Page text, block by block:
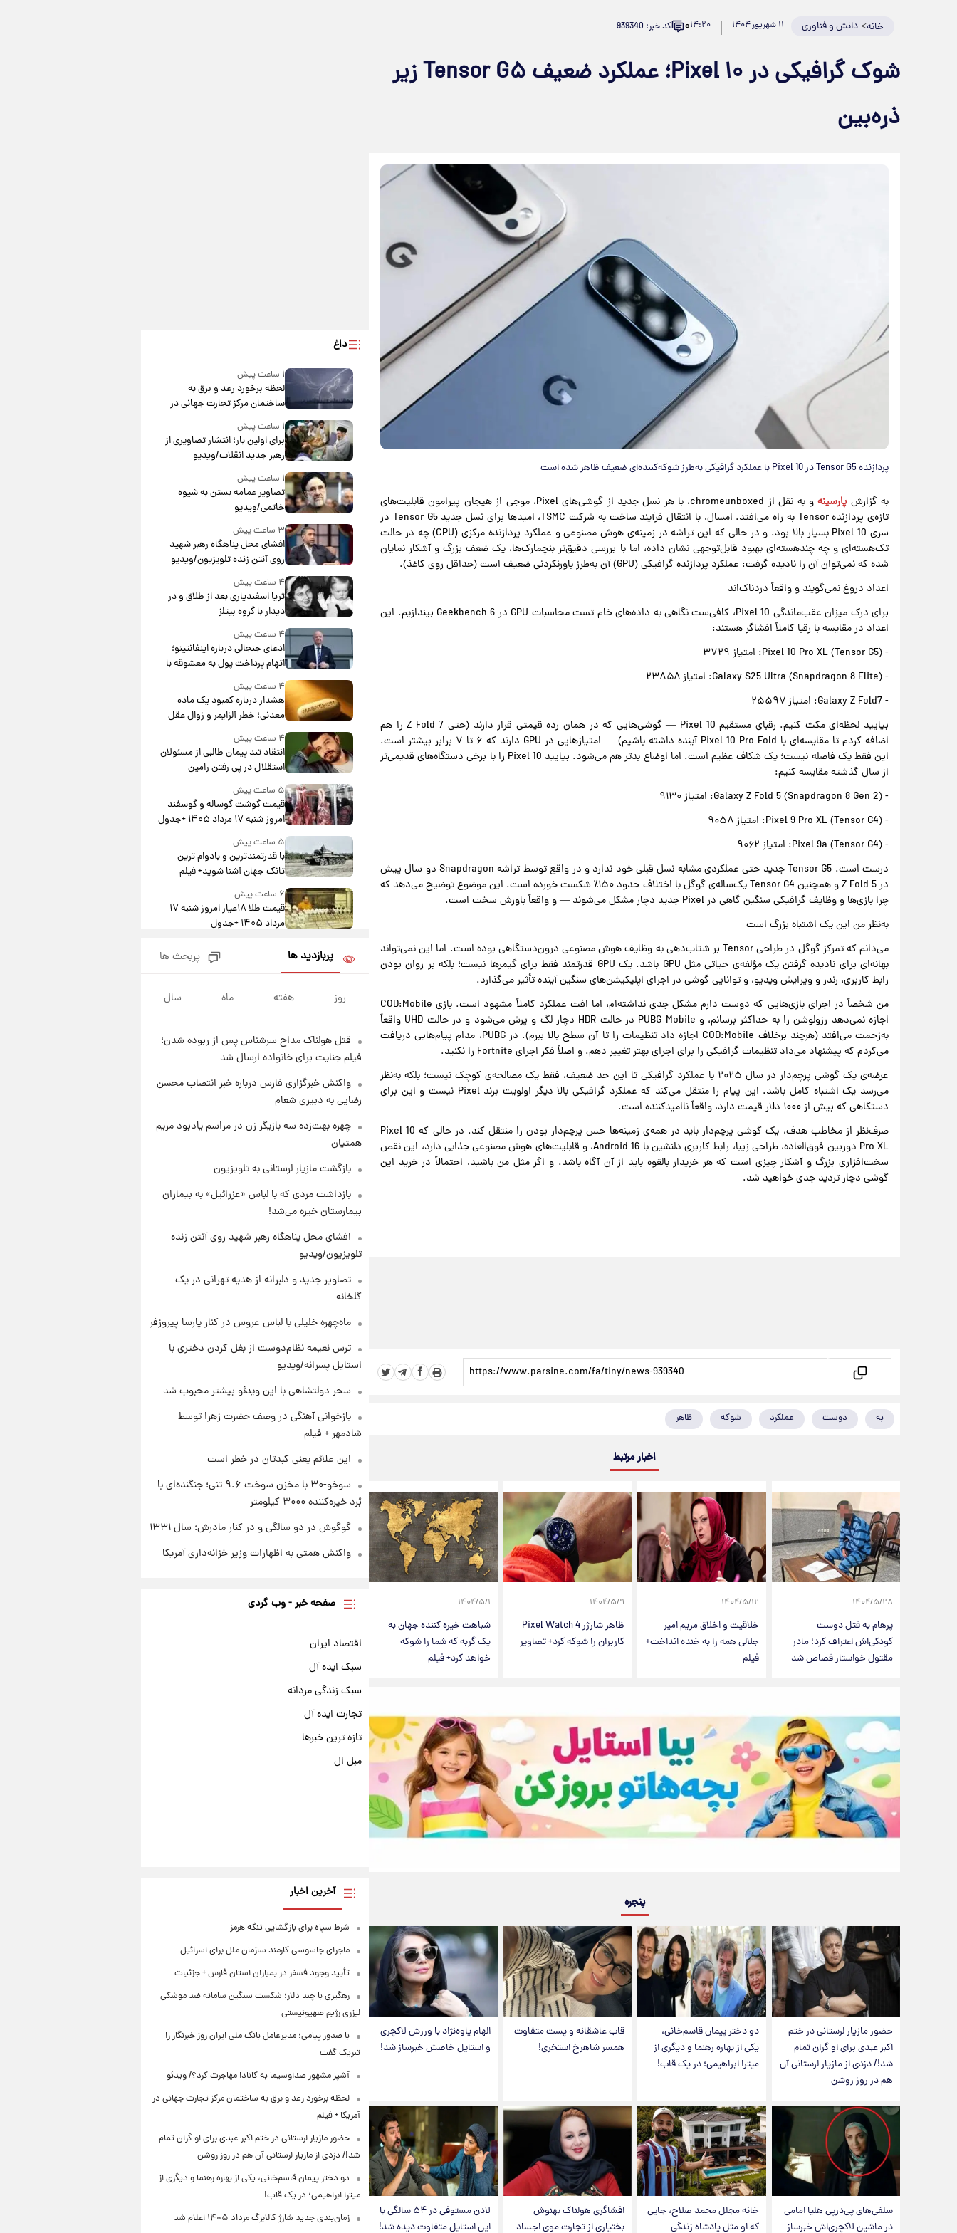
خانه>دانش و فناوری ۱۱ شهریور ۱۴۰۴ ۱۴:۲۰۰ کد خبر: 939340
شوک گرافیکی در Pixel ۱۰؛ عملکرد ضعیف Tensor G۵ زیر
ذره‌بین
پردازنده Tensor G5 در Pixel 10 با عملکرد گرافیکی به‌طرز شوکه‌کننده‌ای ضعیف ظاهر شده است
به گزارشپارسینه
و به نقل از chromeunboxed، با هر نسل جدید از گوشی‌های Pixel، موجی از هیجان پیرامون قابلیت‌های
تازه‌ی پردازنده Tensor به راه می‌افتد. امسال، با انتقال فرآیند ساخت به شرکت TSMC، امیدها برای نسل جدید Tensor G5 در
سری Pixel 10 بسیار بالا بود. و در حالی که این تراشه در زمینه‌ی هوش مصنوعی و عملکرد پردازنده مرکزی (CPU) چه در حالت
تک‌هسته‌ای و چه چند‌هسته‌ای بهبود قابل‌توجهی نشان داده، اما با بررسی دقیق‌تر بنچمارک‌ها، یک ضعف بزرگ و آشکار نمایان
شده که نمی‌توان آن را نادیده گرفت: عملکرد پردازنده گرافیکی (GPU) آن به‌طرز باورنکردنی ضعیف است (حداقل روی کاغذ).
اعداد دروغ نمی‌گویند و واقعاً دردناک‌اند
برای درک میزان عقب‌ماندگی Pixel 10، کافی‌ست نگاهی به داده‌های خام تست محاسبات GPU در Geekbench 6 بیندازیم. این
اعداد در مقایسه با رقبا کاملاً افشاگر هستند:
- Pixel 10 Pro XL (Tensor G5): امتیاز ۳۷۲۹
- Galaxy S25 Ultra (Snapdragon 8 Elite): امتیاز ۲۳۸۵۸
- Galaxy Z Fold7: امتیاز ۲۵۵۹۷
بیایید لحظه‌ای مکث کنیم. رقبای مستقیم Pixel 10 — گوشی‌هایی که در همان رده قیمتی قرار دارند (حتی Z Fold 7 را هم
اضافه کردم تا مقایسه‌ای با Pixel 10 Pro Fold آینده داشته باشیم) — امتیازهایی در GPU دارند که ۶ تا ۷ برابر بیشتر است.
این فقط یک فاصله نیست؛ یک شکاف عظیم است. اما اوضاع بدتر هم می‌شود. بیایید Pixel 10 را با برخی دستگاه‌های قدیمی‌تر
از سال گذشته مقایسه کنیم:
- Galaxy Z Fold 5 (Snapdragon 8 Gen 2): امتیاز ۹۱۳۰
- Pixel 9 Pro XL (Tensor G4): امتیاز ۹۰۵۸
- Pixel 9a (Tensor G4): امتیاز ۹۰۶۲
درست است. Tensor G5 جدید حتی عملکردی مشابه نسل قبلی خود ندارد و در واقع توسط تراشه Snapdragon دو سال پیش
در Z Fold 5 و همچنین Tensor G4 یک‌ساله‌ی گوگل با اختلاف حدود ۱۵۰٪ شکست خورده است. این موضوع توضیح می‌دهد که
چرا بازی‌ها و وظایف گرافیکی سنگین گاهی در Pixel جدید دچار مشکل می‌شوند — و واقعاً باورش سخت است.
به‌نظر من این یک اشتباه بزرگ است
می‌دانم که تمرکز گوگل در طراحی Tensor بر شتاب‌دهی به وظایف هوش مصنوعی درون‌دستگاهی بوده است. اما این نمی‌تواند
بهانه‌ای برای نادیده گرفتن یک مؤلفه‌ی حیاتی مثل GPU باشد. یک GPU قدرتمند فقط برای گیمرها نیست؛ بلکه بر روان بودن
رابط کاربری، رندر و ویرایش ویدیو، و توانایی گوشی در اجرای اپلیکیشن‌های سنگین آینده تأثیر می‌گذارد.
من شخصاً در اجرای بازی‌هایی که دوست دارم مشکل جدی نداشته‌ام، اما افت عملکرد کاملاً مشهود است. بازی COD:Mobile
اجازه نمی‌دهد رزولوشن را به حداکثر برسانم، و PUBG Mobile در حالت HDR دچار لگ و پرش می‌شود و در حالت UHD واقعاً
به‌زحمت می‌افتد (هرچند برخلاف COD:Mobile اجازه داد تنظیمات را تا آن سطح بالا ببرم). در PUBG، مدام پیام‌هایی دریافت
می‌کردم که پیشنهاد می‌داد تنظیمات گرافیکی را برای اجرای بهتر تغییر دهم. و اصلاً فکر اجرای Fortnite را نکنید.
عرضه‌ی یک گوشی پرچم‌دار در سال ۲۰۲۵ با عملکرد گرافیکی تا این حد ضعیف، فقط یک مصالحه‌ی کوچک نیست؛ بلکه به‌نظر
می‌رسد یک اشتباه کامل باشد. این پیام را منتقل می‌کند که عملکرد گرافیکی بالا دیگر اولویت برند Pixel نیست و این برای
دستگاهی که بیش از ۱۰۰۰ دلار قیمت دارد، واقعاً ناامیدکننده است.
صرف‌نظر از مخاطب هدف، یک گوشی پرچم‌دار باید در همه‌ی زمینه‌ها حس پرچم‌دار بودن را منتقل کند. در حالی که Pixel 10
Pro XL دوربین فوق‌العاده، طراحی زیبا، رابط کاربری دلنشین با Android 16، و قابلیت‌های هوش مصنوعی جذابی دارد، این نقص
سخت‌افزاری بزرگ و آشکار چیزی است که هر خریدار بالقوه باید از آن آگاه باشد. و اگر مثل من باشید، احتمالاً در خرید این
گوشی دچار تردید جدی خواهید شد.
به دوست عملکرد شوکه ظاهر
اخبار مرتبط
۱۴۰۴/۵/۲۸
پرهام به قتل دوست
کودکی‌اش اعتراف کرد؛ مادر
مقتول خواستار قصاص شد
۱۴۰۴/۵/۱۲
خلاقیت و اخلاق مریم امیر
جلالی همه را به خنده انداخت+
فیلم
۱۴۰۴/۵/۹
ظاهر شارژر Pixel Watch 4
کاربران را شوکه کرد+ تصاویر
۱۴۰۴/۵/۱
شباهت خیره کننده جهان به
یک گربه که شما را شوکه
خواهد کرد+ فیلم
پنجره
حضور مازیار لرستانی در ختم
اکبر عبدی برای او گران تمام
شد!/ دزدی از مازیار لرستانی آن
هم در روز روشن
دو دختر پیمان قاسم‌خانی،
یکی از بهاره رهنما و دیگری از
میترا ابراهیمی؛ در یک قاب!
قاب عاشقانه و پست متفاوت
همسر شاهرخ استخری!
الهام پاوه‌نژاد با ورزش لاکچری
و استایل خاصش خبرساز شد!
سلفی‌های پی‌درپی هلیا امامی
در ماشین لاکچری‌اش خبرساز
خانه مجلل محمد صلاح، جایی
که او مثل پادشاه زندگی
افشاگری هولناک بهنوش
بختیاری از تجارت موی اجساد
لادن مستوفی در ۵۴ سالگی با
این استایل متفاوت دیده شد!
داغ
۱ ساعت پیش
لحظه برخورد رعد و برق به
ساختمان مرکز تجارت جهانی در
آمریکا + فیلم
۱ ساعت پیش
برای اولین بار؛ انتشار تصاویری از
رهبر جدید انقلاب/ویدیو
۱ ساعت پیش
تصاویر عمامه بستن به شیوه
خاتمی/ویدیو
۳ ساعت پیش
افشای محل پناهگاه‌ رهبر شهید
روی آنتن زنده تلویزیون/ویدیو
۴ ساعت پیش
ثریا اسفندیاری بعد از طلاق و در
دیدار با گروه بیتلز
۴ ساعت پیش
ادعای جنجالی درباره اینفانتینو؛
اتهام پرداخت پول به معشوقه با
درآمد یوفا
۴ ساعت پیش
هشدار درباره کمبود یک ماده
معدنی؛ خطر آلزایمر و زوال عقل
افزایش می‌یابد؟
۴ ساعت پیش
انتقاد تند پیمان طالبی از مسئولان
استقلال در پی رفتن رامین
رضاییان+ عکس
۵ ساعت پیش
قیمت گوشت گوساله و گوسفند
امروز شنبه ۱۷ مرداد ۱۴۰۵ +جدول
۵ ساعت پیش
با قدرتمندترین و بادوام ترین
تانک جهان آشنا شوید+ فیلم
۶ ساعت پیش
قیمت طلا ۱۸عیار امروز شنبه ۱۷
مرداد ۱۴۰۵ +جدول
قیمت محصولات ایران‌خودرو و
سایپا امروز شنبه ۱۷ مرداد ۱۴۰۵
۲۰ ساعت پیش
۱۴۰۵
۲۰ ساعت پیش
بازیکن به درد نخور استقلال با
مقصد اروپا این تیم را ترک کرد!
۱ روز پیش
تصاویر کمتر دیده‌شده از شهیدان
حاجی‌زاده و باقری؛ فرماندهان
پربازدید ها پربحث ها
روز هفته ماه سال
قتل هولناک مداح سرشناس پس از ربوده شدن؛
فیلم جنایت برای خانواده ارسال شد
واکنش خبرگزاری فارس درباره خبر انتصاب محسن
رضایی به دبیری شعام
چهره بهت‌زده سه بازیگر زن در مراسم یادبود مریم
همتیان
بازگشت مازیار لرستانی به تلویزیون
بازداشت مردی که با لباس «عزرائیل» به بیماران
بیمارستان خیره می‌شد!
افشای محل پناهگاه‌ رهبر شهید روی آنتن زنده
تلویزیون/ویدیو
تصاویر جدید و دلبرانه از هدیه تهرانی در یک
گلخانه
ماه‌چهره خلیلی با لباس عروس در کنار پارسا پیروزفر
ترس نعیمه نظام‌دوست از بغل کردن دختری با
استایل پسرانه/ویدیو
سحر دولتشاهی با این ویدئو بیشتر محبوب شد
بازخوانی آهنگی در وصف حضرت زهرا توسط
شادمهر + فیلم
این علائم یعنی کبدتان در خطر است
سوخو-۳۰ با مخزن سوخت ۹.۶ تنی؛ جنگنده‌ای با
بُرد خیره‌کننده ۳۰۰۰ کیلومتر
گوگوش در دو سالگی و در کنار مادرش؛ سال ۱۳۳۱
واکنش همتی به اظهارات وزیر خزانه‌داری آمریکا
صفحه خبر - وب گردی
اقتصاد ایران
سبک ایده آل
سبک زندگی مردانه
تجارت ایده آل
تازه ترین خبرها
مبل ال
آخرین اخبار
شرط سپاه برای بازگشایی تنگه هرمز
ماجرای جاسوسی کارمند سازمان ملل برای اسرائیل
تأیید وجود فسفر در بمباران استان فارس + جزئیات
رهگیری با چند دلار؛ شکست سنگین سامانه ضد موشکی
لیزری رژیم صهیونیستی
با صدور پیامی؛ مدیرعامل بانک ملی ایران روز خبرنگار را
تبریک گفت
آشپز مشهور صداوسیما به کانادا مهاجرت کرد؟/ ویدئو
لحظه برخورد رعد و برق به ساختمان مرکز تجارت جهانی در
آمریکا + فیلم
حضور مازیار لرستانی در ختم اکبر عبدی برای او گران تمام
شد!/ دزدی از مازیار لرستانی آن هم در روز روشن
دو دختر پیمان قاسم‌خانی، یکی از بهاره رهنما و دیگری از
میترا ابراهیمی؛ در یک قاب!
زمان‌بندی جدید شارژ کالابرگ مرداد ۱۴۰۵ اعلام شد